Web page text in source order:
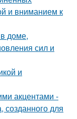
и вниманием к
доме,
сил и
и
акцентами -
созданного для